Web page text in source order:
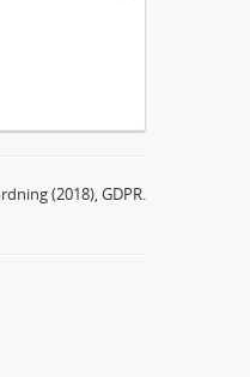
(2018), GDPR.